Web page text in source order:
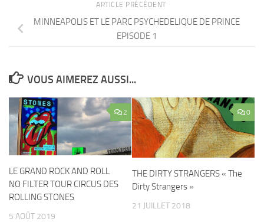
ARTICLE PRÉCÉDENT
MINNEAPOLIS ET LE PARC PSYCHEDELIQUE DE PRINCE
EPISODE 1
VOUS AIMEREZ AUSSI...
2
LE GRAND ROCK AND ROLL
NO FILTER TOUR CIRCUS DES
ROLLING STONES
5 AOÛT 2019
0
THE DIRTY STRANGERS « The
Dirty Strangers »
21 JUILLET 2018